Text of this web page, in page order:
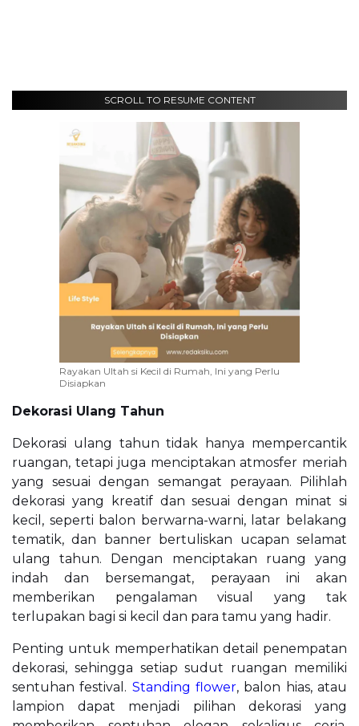
SCROLL TO RESUME CONTENT
Rayakan Ultah si Kecil di Rumah, Ini yang Perlu
Disiapkan
Dekorasi Ulang Tahun
Dekorasi ulang tahun tidak hanya mempercantik
ruangan, tetapi juga menciptakan atmosfer meriah
yang sesuai dengan semangat perayaan. Pilihlah
dekorasi yang kreatif dan sesuai dengan minat si
kecil, seperti balon berwarna-warni, latar belakang
tematik, dan banner bertuliskan ucapan selamat
ulang tahun. Dengan menciptakan ruang yang
indah dan bersemangat, perayaan ini akan
memberikan pengalaman visual yang tak
terlupakan bagi si kecil dan para tamu yang hadir.
Penting untuk memperhatikan detail penempatan
dekorasi, sehingga setiap sudut ruangan memiliki
sentuhan festival. Standing flower, balon hias, atau
lampion dapat menjadi pilihan dekorasi yang